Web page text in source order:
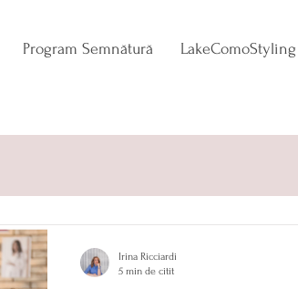
Program Semnătură LakeComoStyling
Irina Ricciardi
5 min de citit